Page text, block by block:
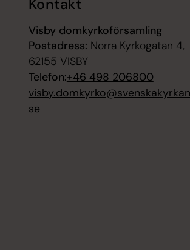
Kontakt
Visby domkyrkoförsamling
Postadress: Norra Kyrkogatan 4,
62155 VISBY
Telefon:+46 498 206800
se